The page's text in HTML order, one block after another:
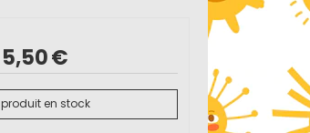
5,50€
produit en stock